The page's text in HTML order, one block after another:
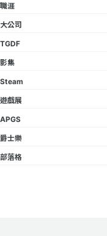
職涯
大公司
TGDF
影集
Steam
遊戲展
APGS
爵士樂
部落格